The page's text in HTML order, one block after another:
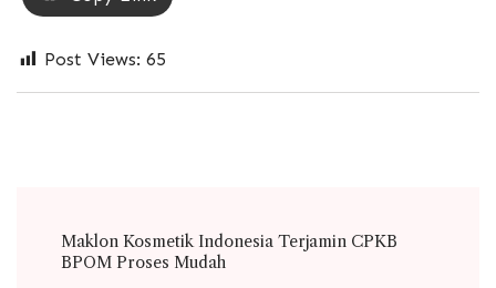
Post Views: 65
Navigation
Maklon Kosmetik Indonesia Terjamin CPKB
BPOM Proses Mudah